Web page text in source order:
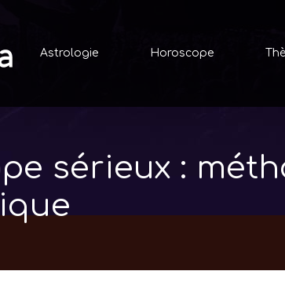
Astrologie Horoscope
sérieux :